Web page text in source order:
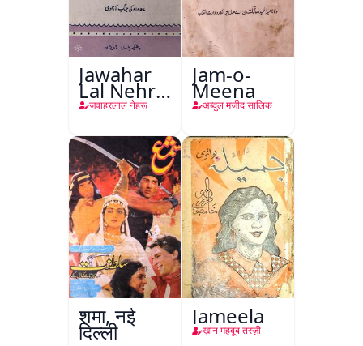
Jawahar
Lal Nehru
Ki
(Jang-e-
Azadi)
जवाहरलाल नेहरू
Jam-o-
Meena
अब्दुल मजीद सालिक
शमा, नई
दिल्ली
Jameela
ख़ान महबूब तरज़ी